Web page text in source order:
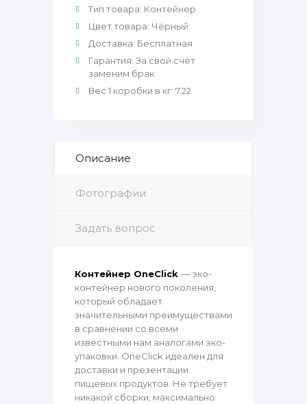
Тип товара: Контейнер
Цвет товара: Чёрный
Доставка: Бесплатная
Гарантия: За свой счёт
заменим брак
Вес 1 коробки в кг: 7.22
Описание
Фотографии
Задать вопрос
Контейнер OneClick — эко-
контейнер нового поколения,
который обладает
значительными преимуществами
в сравнении со всеми
известными нам аналогами эко-
упаковки. OneClick идеален для
доставки и презентации
пищевых продуктов. Не требует
никакой сборки, максимально